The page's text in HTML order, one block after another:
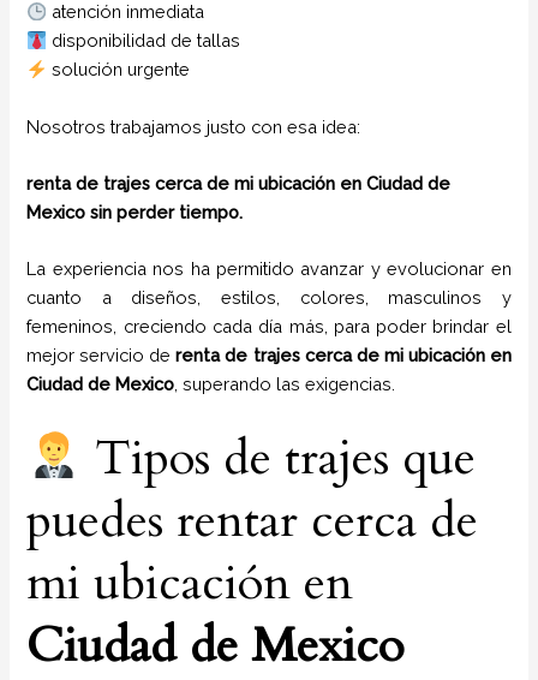
atención inmediata
disponibilidad de tallas
solución urgente
Nosotros trabajamos justo con esa idea:
renta de trajes cerca de mi ubicación en Ciudad de
Mexico sin perder tiempo.
La experiencia nos ha permitido avanzar y evolucionar en
cuanto a diseños, estilos, colores, masculinos y
femeninos, creciendo cada día más, para poder brindar el
mejor servicio derenta de trajes cerca de mi ubicación en
Ciudad de Mexico , superando las exigencias.
Tipos de trajes que
puedes rentar cerca de
mi ubicación en
Ciudad de Mexico